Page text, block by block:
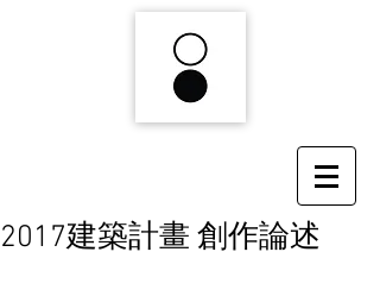
2017建築計畫 創作論述